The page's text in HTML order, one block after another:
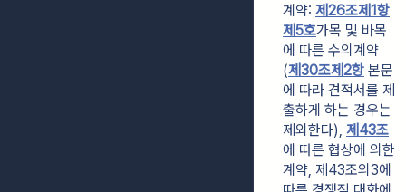
계약: 제26조제1항
제5호가목 및 바목
에 따른 수의계약
(제30조제2항 본문
에 따라 견적서를 제
출하게 하는 경우는
제외한다), 제43조
에 따른 협상에 의한
계약, 제43조의3에